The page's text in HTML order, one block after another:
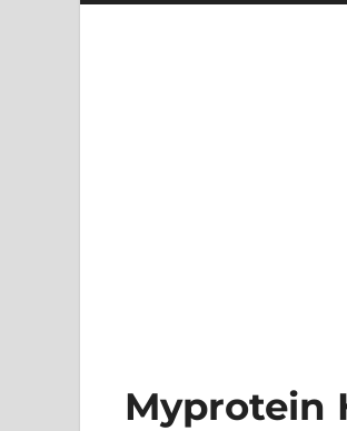
Myprotein